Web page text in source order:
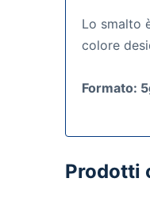
Lo smalto
colore
Formato:
Prodotti